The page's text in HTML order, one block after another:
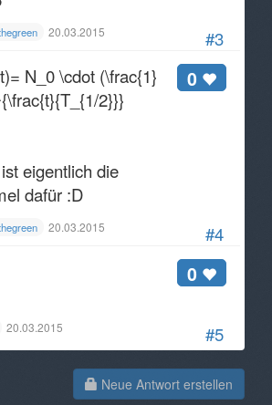
#3
20.03.2015
#4
0
eigentlich die
dafür :D
20.03.2015
#5
0
20.03.2015
Neue Antwort erstellen